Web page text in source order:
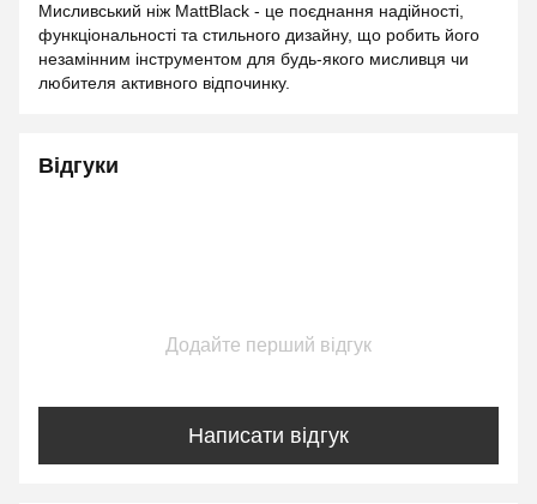
Мисливський ніж MattBlack - це поєднання надійності,
функціональності та стильного дизайну, що робить його
незамінним інструментом для будь-якого мисливця чи
любителя активного відпочинку.
Відгуки
Додайте перший відгук
Написати відгук